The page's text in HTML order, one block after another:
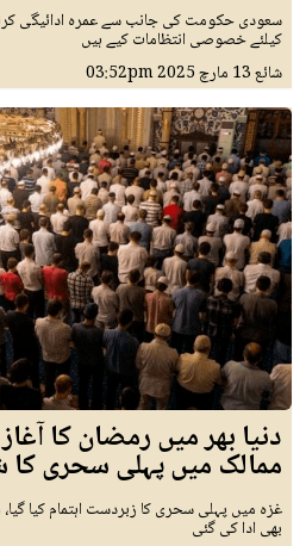
سعودی حکومت کی جانب سے عمرہ ادائیگی
کیلئے خصوصی انتظامات کیے ہیں
شائع13 مارچ 2025 03:52pm
دنیا بھر میں رمضان کا
ممالک میں پہلی سحری کا
غزہ میں پہلی سحری کا زبردست اہتمام کیا
بھی ادا کی گئی